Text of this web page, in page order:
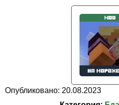
Опубликовано: 20.08.2023